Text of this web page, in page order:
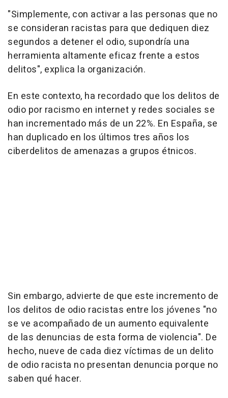
"Simplemente, con activar a las personas que no
se consideran racistas para que dediquen diez
segundos a detener el odio, supondría una
herramienta altamente eficaz frente a estos
delitos", explica la organización.
En este contexto, ha recordado que los delitos de
odio por racismo en internet y redes sociales se
han incrementado más de un 22%. En España, se
han duplicado en los últimos tres años los
ciberdelitos de amenazas a grupos étnicos.
Sin embargo, advierte de que este incremento de
los delitos de odio racistas entre los jóvenes "no
se ve acompañado de un aumento equivalente
de las denuncias de esta forma de violencia". De
hecho, nueve de cada diez víctimas de un delito
de odio racista no presentan denuncia porque no
saben qué hacer.